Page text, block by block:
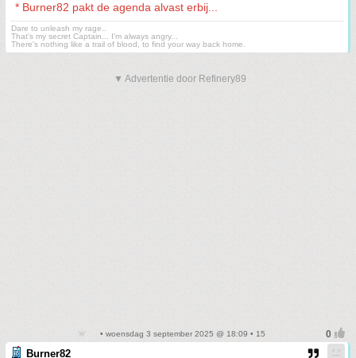
* Burner82 pakt de agenda alvast erbij...
Dare to unleash my rage..
That's my secret Captain... I'm always angry...
There's nothing like a trail of blood, to find your way back home.
▼ Advertentie door Refinery89
• woensdag 3 september 2025 @ 18:09 • 15
Burner82